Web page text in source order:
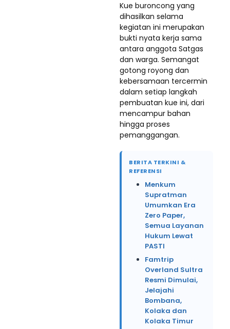
Kue buroncong yang
dihasilkan selama
kegiatan ini merupakan
bukti nyata kerja sama
antara anggota Satgas
dan warga. Semangat
gotong royong dan
kebersamaan tercermin
dalam setiap langkah
pembuatan kue ini, dari
mencampur bahan
hingga proses
pemanggangan.
BERITA TERKINI &
REFERENSI
Menkum
Supratman
Umumkan Era
Zero Paper,
Semua Layanan
Hukum Lewat
PASTI
Famtrip
Overland Sultra
Resmi Dimulai,
Jelajahi
Bombana,
Kolaka dan
Kolaka Timur